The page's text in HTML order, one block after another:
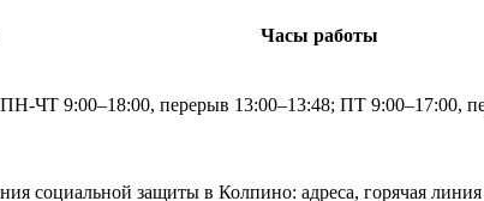
Часы работы
ПН-ЧТ 9:00–18:00, перерыв 13:00–13:48; ПТ 9:00–17:00,
социальной защиты в Колпино: адреса, горячая